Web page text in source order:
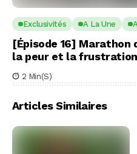
Exclusivités A La Une
[Épisode 16] Marathon
la peur et la frustration
2 Min(s)
Articles Similaires